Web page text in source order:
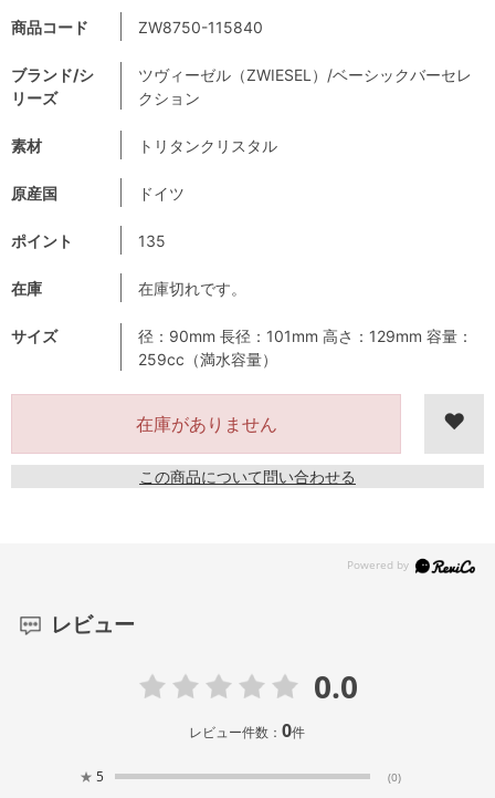
商品コード ZW8750-115840
ブランド/シ
リーズ
ツヴィーゼル（ZWIESEL）/ベーシックバーセレ
クション
素材 トリタンクリスタル
原産国 ドイツ
ポイント 135
在庫 在庫切れです。
サイズ
径：90mm 長径：101mm 高さ：129mm 容量：
259cc（満水容量）
在庫がありません
この商品について問い合わせる
レビュー
0.0
レビュー件数：0件
★ 5 (0)